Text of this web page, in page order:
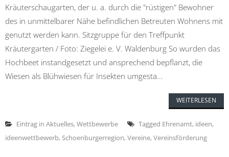
Kräuterschaugarten, der u. a. durch die "rüstigen" Bewohner
des in unmittelbarer Nähe befindlichen Betreuten Wohnens mit
genutzt werden kann. Sitzgruppe für den Treffpunkt
Kräutergarten / Foto: Ziegelei e. V. Waldenburg So wurden das
Hochbeet instandgesetzt und ansprechend bepflanzt, die
Wiesen als Blühwiesen für Insekten umgesta...
WEITERLESEN
Eintrag in Aktuelles, Wettbewerbe Tagged Ehrenamt, ideen,
ideenwettbewerb, Schoenburgerregion, Vereine, Vereinsförderung